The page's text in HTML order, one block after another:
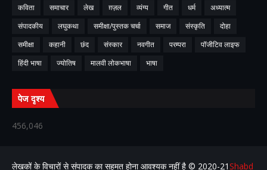
कविता समाचार लेख ग़ज़ल व्यंग्य गीत धर्म
अध्यात्म
संपादकीय
लघुकथा समीक्षा/पुस्तक चर्चा समाज संस्कृति
दोहा
समीक्षा
कहानी छंद संस्कार नवगीत परम्परा
पॉजीटिव लाइफ
हिंदी भाषा
ज्योतिष मालवी लोकभाषा भाषा
पेज दृश्य
456,046
लेखकों के विचारों से संपादक का सहमत होना आवश्यक नहीं है ©️ 2020-21Shabd